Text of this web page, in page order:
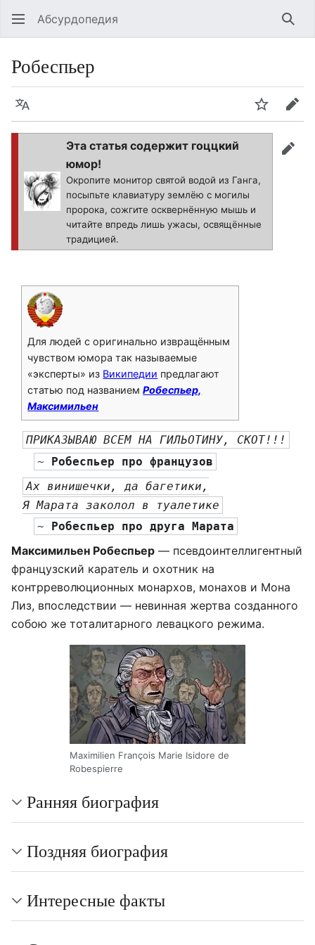
Абсурдопедия
Робеспьер
Язык
Эта статья содержит гоццкий
юмор!
Окропите монитор святой водой из Ганга,
посыпьте клавиатуру землёю с могилы
пророка, сожгите осквернённую мышь и
читайте впредь лишь ужасы, освящённые
традицией.
Для людей с оригинально извращённым
чувством юмора так называемые
«эксперты» из Википедии предлагают
статью под названиемРобеспьер,
Максимильен
ПРИКАЗЫВАЮ ВСЕМ НА ГИЛЬОТИНУ, СКОТ!!!
~ Робеспьер про французов
Ах винишечки, да багетики,
Я Марата заколол в туалетике
~ Робеспьер про друга Марата
Максимильен Робеспьер — псевдоинтеллигентный
французский каратель и охотник на
контрреволюционных монархов, монахов и Мона
Лиз, впоследствии — невинная жертва созданного
собою же тоталитарного левацкого режима.
Maximilien François Marie Isidore de
Robespierre
Ранняя биография
Поздняя биография
Интересные факты